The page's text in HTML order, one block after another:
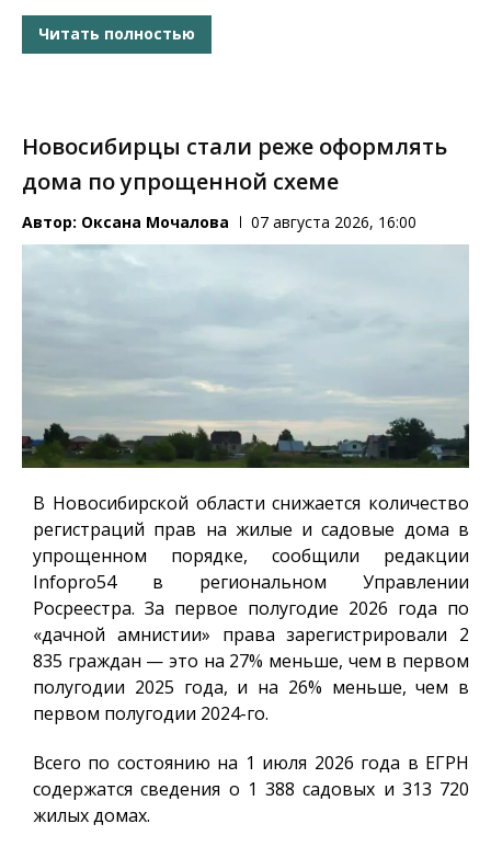
Читать полностью
Новосибирцы стали реже оформлять
дома по упрощенной схеме
Автор: Оксана Мочалова 07 августа 2026, 16:00
В Новосибирской области снижается количество
регистраций прав на жилые и садовые дома в
упрощенном порядке, сообщили редакции
Infopro54в региональном Управлении
Росреестра. За первое полугодие 2026 года по
«дачной амнистии» права зарегистрировали 2
835 граждан — это на 27% меньше, чем в первом
полугодии 2025 года, и на 26% меньше, чем в
первом полугодии 2024-го.
Всего по состоянию на 1 июля 2026 года в ЕГРН
содержатся сведения о 1 388 садовых и 313 720
жилых домах.